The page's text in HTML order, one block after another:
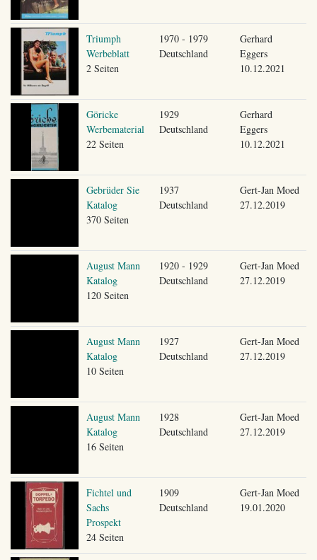
Triumph
Werbeblatt
2 Seiten
1970 - 1979
Deutschland
Gerhard
Eggers
10.12.2021
Göricke
Werbematerial
22 Seiten
1929
Deutschland
Gerhard
Eggers
10.12.2021
Gebrüder Sie
Katalog
370 Seiten
1937
Deutschland
Gert-Jan Moed
27.12.2019
August Mann
Katalog
120 Seiten
1920 - 1929
Deutschland
Gert-Jan Moed
27.12.2019
August Mann
Katalog
10 Seiten
1927
Deutschland
Gert-Jan Moed
27.12.2019
August Mann
Katalog
16 Seiten
1928
Deutschland
Gert-Jan Moed
27.12.2019
Fichtel und
Sachs
Prospekt
24 Seiten
1909
Deutschland
Gert-Jan Moed
19.01.2020